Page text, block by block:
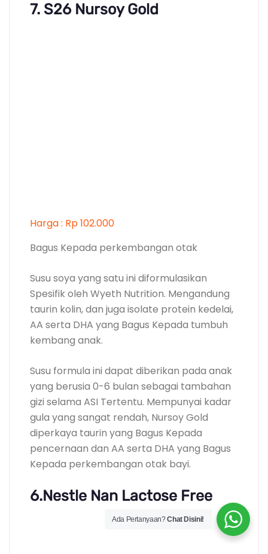
7. S26 Nursoy Gold
Harga : Rp 102.000
Bagus Kepada perkembangan otak
Susu soya yang satu ini diformulasikan
Spesifik oleh Wyeth Nutrition. Mengandung
taurin kolin, dan juga isolate protein kedelai,
AA serta DHA yang Bagus Kepada tumbuh
kembang anak.
Susu formula ini dapat diberikan pada anak
yang berusia 0-6 bulan sebagai tambahan
gizi selama ASI Tertentu. Mempunyai kadar
gula yang sangat rendah, Nursoy Gold
diperkaya taurin yang Bagus Kepada
pencernaan dan AA serta DHA yang Bagus
Kepada perkembangan otak bayi.
6.Nestle Nan Lactose Free
Ada Pertanyaan?Chat Disini!